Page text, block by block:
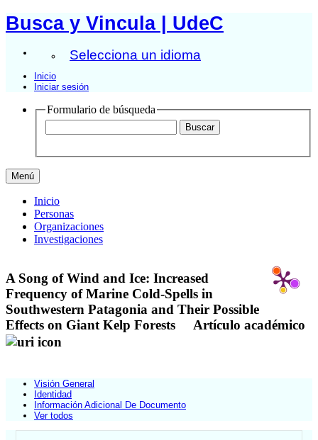
Busca y Vincula | UdeC
Selecciona un idioma
Inicio
Iniciar sesión
Formulario de búsqueda
Menú
Inicio
Personas
Organizaciones
Investigaciones
A Song of Wind and Ice: Increased
Frequency of Marine Cold-Spells in
Southwestern Patagonia and Their Possible
Effects on Giant Kelp Forests
Artículo académico
Visión General
Identidad
Información Adicional De Documento
Ver todos